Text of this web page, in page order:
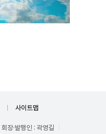
사이트맵
회장·발행인 : 곽영길